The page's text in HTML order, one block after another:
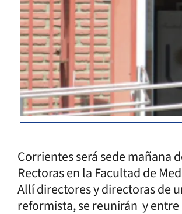
Corrientes será sede mañana
Rectoras en la Facultad de
Allí directores y directoras de
reformista, se reunirán y entre